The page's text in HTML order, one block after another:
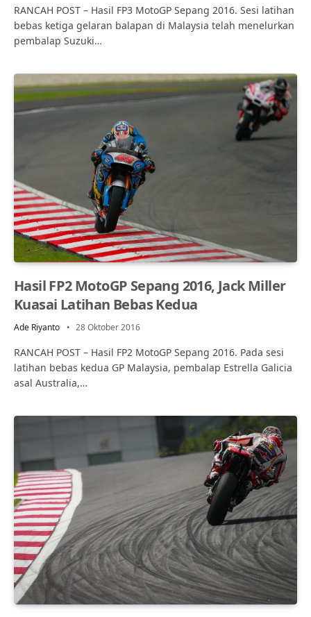
RANCAH POST – Hasil FP3 MotoGP Sepang 2016. Sesi latihan
bebas ketiga gelaran balapan di Malaysia telah menelurkan
pembalap Suzuki…
Hasil FP2 MotoGP Sepang 2016, Jack Miller
Kuasai Latihan Bebas Kedua
Ade Riyanto 28 Oktober 2016
RANCAH POST – Hasil FP2 MotoGP Sepang 2016. Pada sesi
latihan bebas kedua GP Malaysia, pembalap Estrella Galicia
asal Australia,…